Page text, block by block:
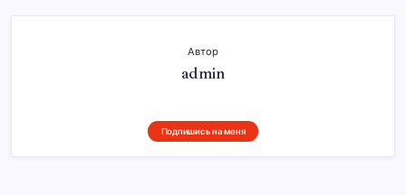
Автор
admin
Подпишись на меня